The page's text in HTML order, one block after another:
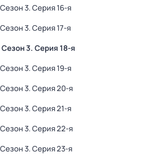
3. Серия 16-я
3. Серия 17-я
Сезон 3. Серия 18-я
3. Серия 19-я
3. Серия 20-я
3. Серия 21-я
3. Серия 22-я
3. Серия 23-я